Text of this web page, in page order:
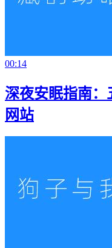
00:14
深夜安眠指南：
网站